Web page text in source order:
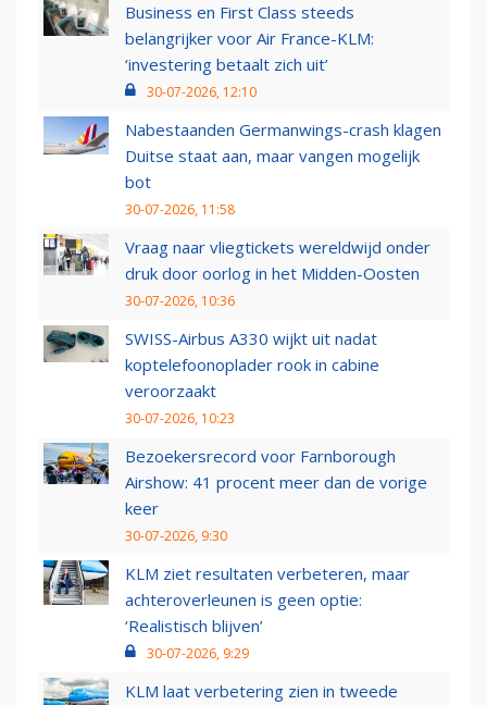
Business en First Class steeds
belangrijker voor Air France-KLM:
‘investering betaalt zich uit’
30-07-2026, 12:10
Nabestaanden Germanwings-crash klagen
Duitse staat aan, maar vangen mogelijk
bot
30-07-2026, 11:58
Vraag naar vliegtickets wereldwijd onder
druk door oorlog in het Midden-Oosten
30-07-2026, 10:36
SWISS-Airbus A330 wijkt uit nadat
koptelefoonoplader rook in cabine
veroorzaakt
30-07-2026, 10:23
Bezoekersrecord voor Farnborough
Airshow: 41 procent meer dan de vorige
keer
30-07-2026, 9:30
KLM ziet resultaten verbeteren, maar
achteroverleunen is geen optie:
‘Realistisch blijven’
30-07-2026, 9:29
KLM laat verbetering zien in tweede